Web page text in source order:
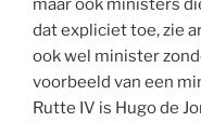
maar ook ministers
dat expliciet toe, zie
ook wel minister
voorbeeld van een
Rutte IV is Hugo de